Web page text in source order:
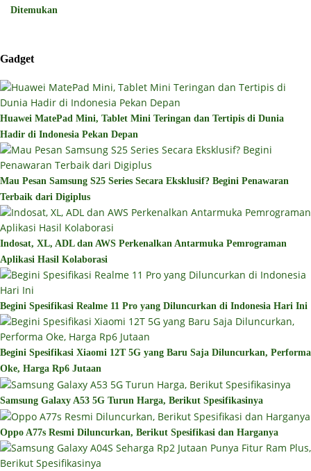
Ditemukan
Gadget
Huawei MatePad Mini, Tablet Mini Teringan dan Tertipis di Dunia
Hadir di Indonesia Pekan Depan
Mau Pesan Samsung S25 Series Secara Eksklusif? Begini Penawaran
Terbaik dari Digiplus
Indosat, XL, ADL dan AWS Perkenalkan Antarmuka Pemrograman
Aplikasi Hasil Kolaborasi
Begini Spesifikasi Realme 11 Pro yang Diluncurkan di Indonesia Hari Ini
Begini Spesifikasi Xiaomi 12T 5G yang Baru Saja Diluncurkan, Performa
Oke, Harga Rp6 Jutaan
Samsung Galaxy A53 5G Turun Harga, Berikut Spesifikasinya
Oppo A77s Resmi Diluncurkan, Berikut Spesifikasi dan Harganya